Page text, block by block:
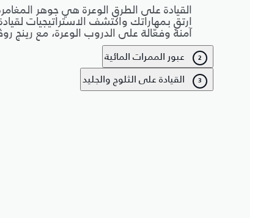
القيادة على الطرق الوعرة هي جوهر
ارتقِ بمهاراتك واكتشف الاستراتيجيات
آمنة وفعّالة على الدروب الوعرة، مع رينج
2 عبور الممرات المائية
3 القيادة على الثلوج والجليد